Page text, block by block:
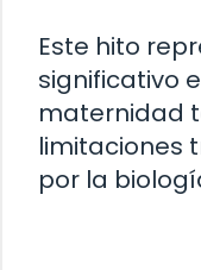
Este hito
significativo
maternidad
limitaciones
por la